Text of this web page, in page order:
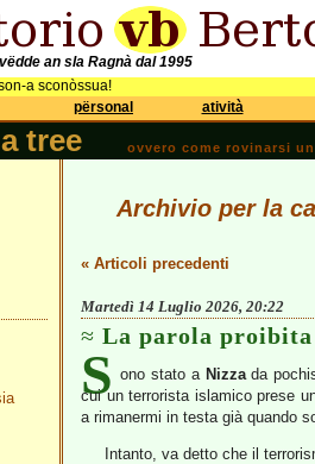
an sla Ragnà dal 1995
a sconòssua!
përsonal atività
tree ovvero come rovinarsi
Archivio per la
« Articoli precedenti
Martedì 14 Luglio 2026, 20:22
La parola proibita
S ono stato a Nizzada
cui un terrorista islamico prese
a rimanermi in testa già quando
Intanto, va detto che il